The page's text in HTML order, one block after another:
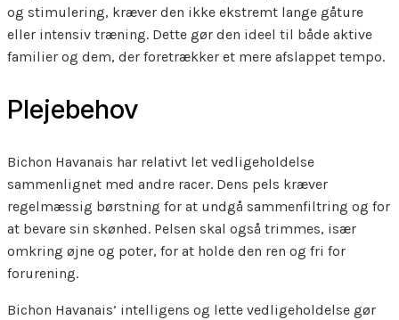
og stimulering, kræver den ikke ekstremt lange gåture
eller intensiv træning. Dette gør den ideel til både aktive
familier og dem, der foretrækker et mere afslappet tempo.
Plejebehov
Bichon Havanais har relativt let vedligeholdelse
sammenlignet med andre racer. Dens pels kræver
regelmæssig børstning for at undgå sammenfiltring og for
at bevare sin skønhed. Pelsen skal også trimmes, især
omkring øjne og poter, for at holde den ren og fri for
forurening.
Bichon Havanais’ intelligens og lette vedligeholdelse gør